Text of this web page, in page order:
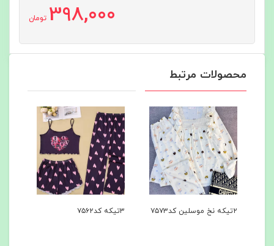
398,000 تومان
محصولات مرتبط
۲تیکه نخ موسلین کد۷۵۷۳ ۳تیکه کد۷۵۶۲